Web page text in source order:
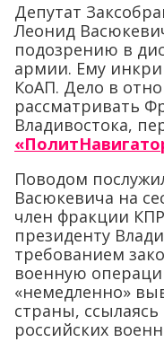
Депутат
Леонид
подозрению в
армии. Ему
КоАП. Дело в
рассматривать
Владивостока,
Поводом
Васюкевича на
член фракции
президенту
требованием
военную
«немедленно»
страны,
российских